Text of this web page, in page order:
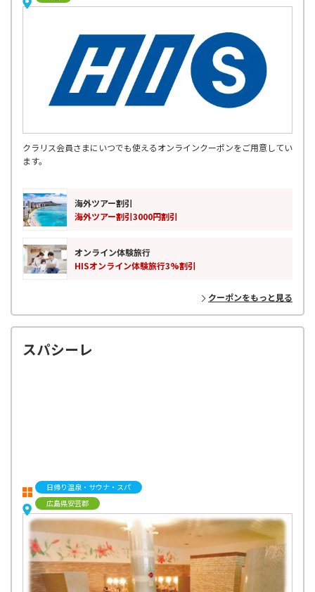
クラリス会員さまにいつでも使えるオンラインクーポンをご用意してい
ます。
海外ツアー割引
海外ツアー割引3000円割引
オンライン体験旅行
HISオンライン体験旅行3%割引
クーポンをもっと見る
スパシーレ
日帰り温泉・サウナ・スパ
広島県安芸郡